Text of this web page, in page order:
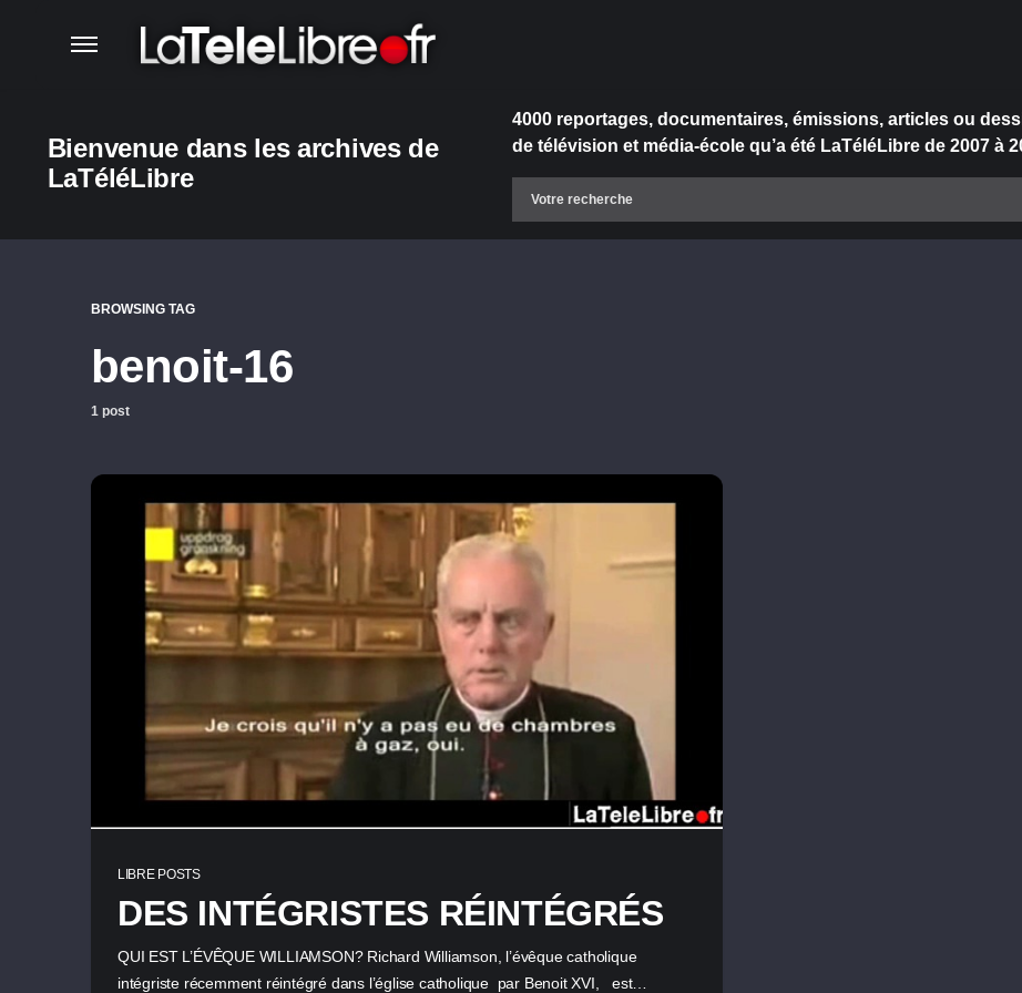
Bienvenue dans les archives de
LaTéléLibre
4000 reportages, documentaires, émissions, articles ou
de télévision et média-école qu’a été LaTéléLibre de 2007 à
BROWSING TAG
benoit-16
1 post
LIBRE POSTS
DES INTÉGRISTES RÉINTÉGRÉS
QUI EST L’ÉVÊQUE WILLIAMSON? Richard Williamson, l’évêque catholique
intégriste récemment réintégré dans l’église catholique par Benoit XVI, est…